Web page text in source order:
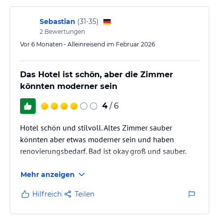
wohl fühlen und es sich leisten können zu uns zu kommen. Für
uns ist es nicht das klassische "Fine-Dining" sondern unser Motto
lautet "Fun-Dining"!
"Handcrafted" ist unser Motto!
Wir freuen uns schon auf euch!
Familie Wenisch & TONI's-Team
Sport und Unterhaltung
Unser Wellnessbereich (100m²)
einem anstrengenden Arbeitstag können Sie sich hier in unserer
Abkühlen ist unsere Dusche mit Schwallbrause perfekt geeignet.
Zudem stehen Ihnen verschiedene Teesorten an unserer
Sebastian (31-35)
2 Bewertungen
Vor 6 Monaten • Alleinreisend im Februar 2026
Das Hotel ist schön, aber die Zimmer
könnten moderner sein
4 / 6
Hotel schön und stilvoll. Altes Zimmer sauber
könnten aber etwas moderner sein und haben
renovierungsbedarf. Bad ist okay groß und sauber.
Mehr anzeigen
Hilfreich Teilen